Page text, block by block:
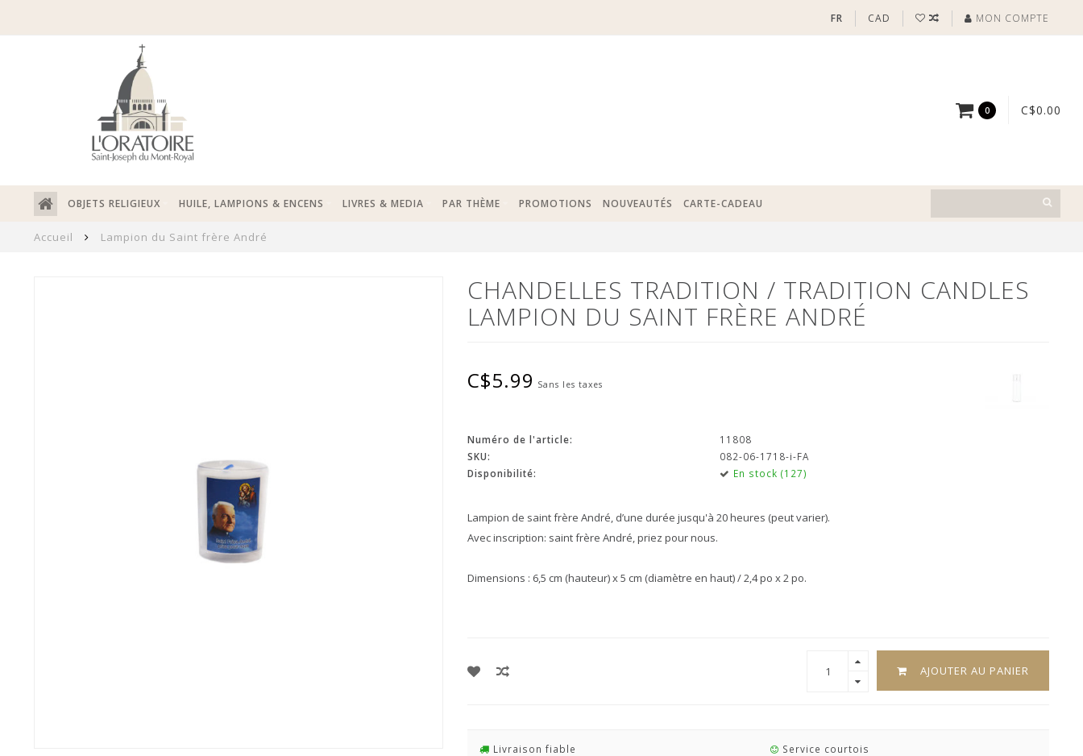
FR CAD MON COMPTE
0 C$0.00
OBJETS RELIGIEUX HUILE, LAMPIONS & ENCENS LIVRES & MEDIA PAR THÈME PROMOTIONS NOUVEAUTÉS CARTE-CADEAU
Accueil Lampion du Saint frère André
CHANDELLES TRADITION / TRADITION CANDLES
LAMPION DU SAINT FRÈRE ANDRÉ
C$5.99 Sans les taxes
Numéro de l'article:
11808
SKU:
082-06-1718-i-FA
Disponibilité:
En stock (127)
Lampion de saint frère André, d’une durée jusqu'à 20 heures (peut varier).
Avec inscription: saint frère André, priez pour nous.
Dimensions : 6,5 cm (hauteur) x 5 cm (diamètre en haut) / 2,4 po x 2 po.
AJOUTER AU PANIER
Livraison fiable Service courtois